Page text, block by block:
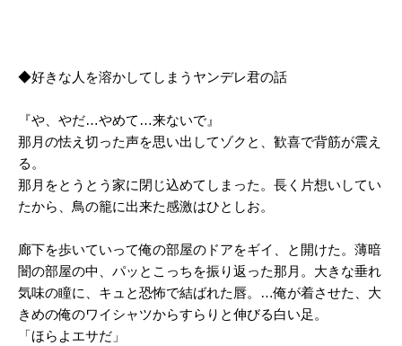
◆好きな人を溶かしてしまうヤンデレ君の話
『や、やだ…やめて…来ないで』
那月の怯え切った声を思い出してゾクと、歓喜で背筋が震え
る。
那月をとうとう家に閉じ込めてしまった。長く片想いしてい
たから、鳥の籠に出来た感激はひとしお。
廊下を歩いていって俺の部屋のドアをギイ、と開けた。薄暗
闇の部屋の中、パッとこっちを振り返った那月。大きな垂れ
気味の瞳に、キュと恐怖で結ばれた唇。…俺が着させた、大
きめの俺のワイシャツからすらりと伸びる白い足。
「ほらよエサだ」